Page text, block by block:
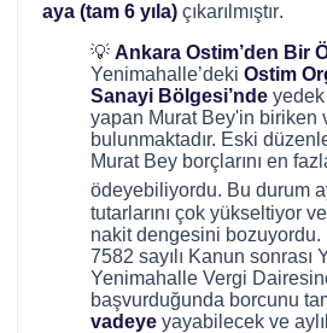
aya (tam 6 yıla) çıkarılmıştır.
💡 Ankara Ostim’den Bir
Yenimahalle’deki Ostim
Sanayi Bölgesi’nde yedek
yapan Murat Bey'in biriken
bulunmaktadır. Eski
Murat Bey borçlarını en
ödeyebiliyordu. Bu durum
tutarlarını çok yükseltiyor
nakit dengesini bozuyordu.
7582 sayılı Kanun sonrası
Yenimahalle Vergi
başvurduğunda borcunu
vadeye yayabilecek ve